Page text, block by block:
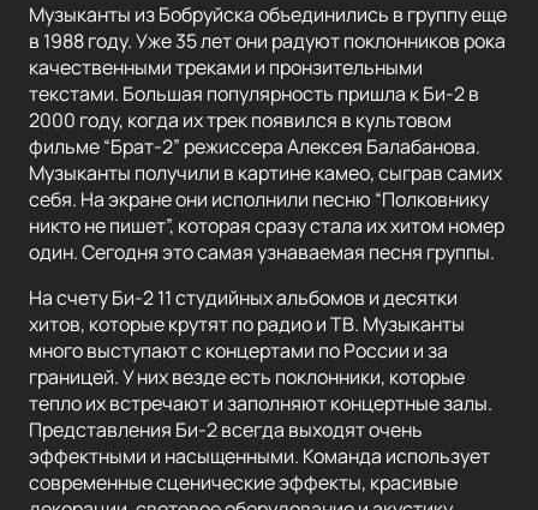
Музыканты из Бобруйска объединились в группу еще
в 1988 году. Уже 35 лет они радуют поклонников рока
качественными треками и пронзительными
текстами. Большая популярность пришла к Би-2 в
2000 году, когда их трек появился в культовом
фильме “Брат-2” режиссера Алексея Балабанова.
Музыканты получили в картине камео, сыграв самих
себя. На экране они исполнили песню “Полковнику
никто не пишет”, которая сразу стала их хитом номер
один. Сегодня это самая узнаваемая песня группы.
На счету Би-2 11 студийных альбомов и десятки
хитов, которые крутят по радио и ТВ. Музыканты
много выступают с концертами по России и за
границей. У них везде есть поклонники, которые
тепло их встречают и заполняют концертные залы.
Представления Би-2 всегда выходят очень
эффектными и насыщенными. Команда использует
современные сценические эффекты, красивые